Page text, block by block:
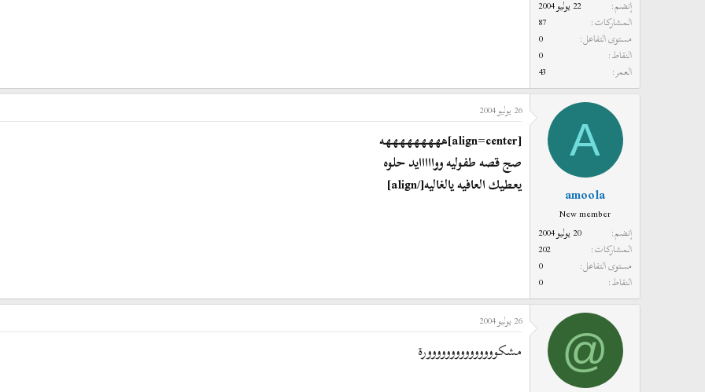
إنضم
22 يوليو 2004
المشاركات
87
مستوى التفاعل
0
النقاط
0
العمر
43
A
amoola
New member
إنضم
20 يوليو 2004
المشاركات
202
مستوى التفاعل
0
النقاط
0
26 يوليو 2004
[align=center]هههههههههه
صج قصه طفوليه ووااااايد حلوه
يعطيك العافيه يالغاليه[/align]
@
26 يوليو 2004
مشكووووووووووووووورة